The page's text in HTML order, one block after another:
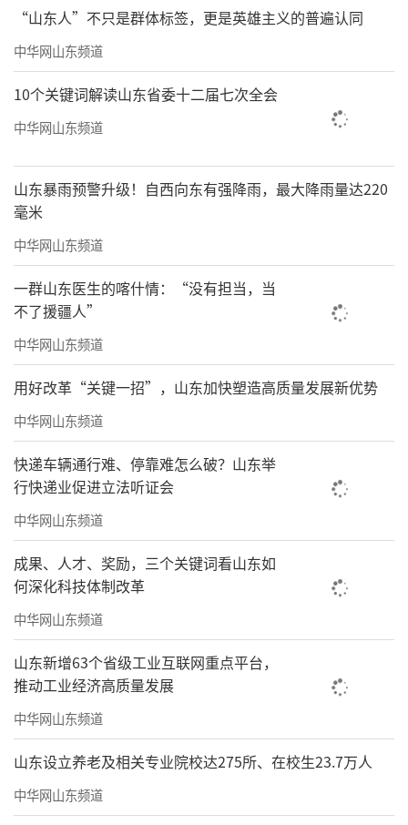
“山东人”不只是群体标签，更是英雄主义的普遍认同
中华网山东频道
10个关键词解读山东省委十二届七次全会
中华网山东频道
山东暴雨预警升级！自西向东有强降雨，最大降雨量达220
毫米
中华网山东频道
一群山东医生的喀什情：“没有担当，当
不了援疆人”
中华网山东频道
用好改革“关键一招”，山东加快塑造高质量发展新优势
中华网山东频道
快递车辆通行难、停靠难怎么破？山东举
行快递业促进立法听证会
中华网山东频道
成果、人才、奖励，三个关键词看山东如
何深化科技体制改革
中华网山东频道
山东新增63个省级工业互联网重点平台，
推动工业经济高质量发展
中华网山东频道
山东设立养老及相关专业院校达275所、在校生23.7万人
中华网山东频道